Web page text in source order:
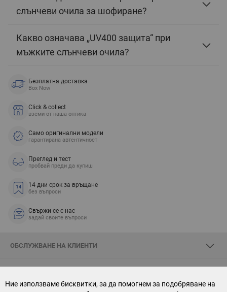
Ние използваме бисквитки, за да помогнем за подобряване на
слънчеви очила за шофиране?
Какво означава „UV400 защита“ при
мъжките слънчеви очила?
Безплатна доставка
Box Now
Click & collect
вземи от наша оптика
Само оригинални модели
гарантирана автентичност
Преглед и тест
пробвай преди да купиш
14 дни срок за връщане
без въпроси
Свържи се с нас
задай своите въпроси
ОБСЛУЖВАНЕ НА КЛИЕНТИ